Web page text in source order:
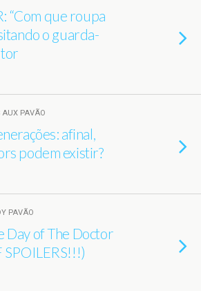
“Com que roupa
o guarda-
PAVÃO
afinal,
podem existir?
PAVÃO
Day of The Doctor
SPOILERS!!!)